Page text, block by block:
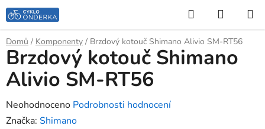
Přejít
na
obsah
Hledat
KOŠÍK
Domů / Komponenty / Brzdový kotouč Shimano Alivio SM-RT56
Brzdový kotouč Shimano
Alivio SM-RT56
Průměrné
hodnocení
Neohodnoceno Podrobnosti hodnocení
Značka: Shimano